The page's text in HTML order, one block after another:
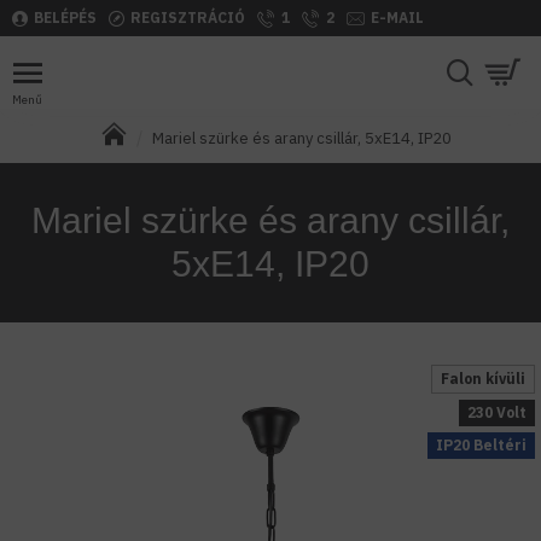
BELÉPÉS REGISZTRÁCIÓ 1 2 E-MAIL
Mariel szürke és arany csillár, 5xE14, IP20
Mariel szürke és arany csillár,
5xE14, IP20
Falon kívüli
IP20 Beltéri
230 Volt